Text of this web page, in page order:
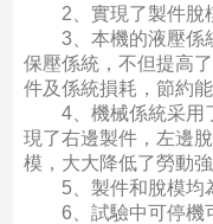
2、實現了製件脫
3、本機的液壓係統
保壓係統，不但提高
件及係統損耗，節約
4、機械係統采用了
現了右邊製件，左邊
模，大大降低了勞動
5、製件和脫模均為
6、試驗中可停機可